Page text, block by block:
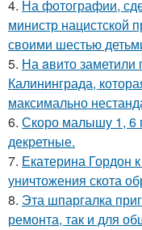
4. На фотографии,
министр нацистской
своими шестью
5. На aвито
Калининграда,
максимально
6. Скоро малышу 1, 6
декретные.
7. Екатерина Гордон
уничтожения скота
8. Эта шпаргалка
ремонта, так и для